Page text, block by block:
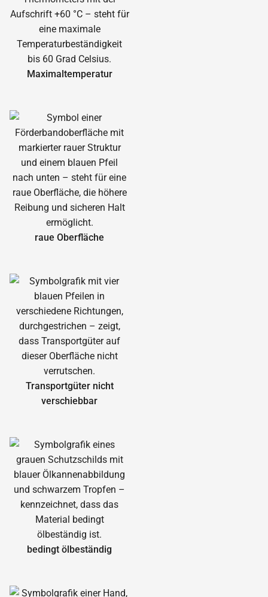
Maximal­temperatur
raue Oberfläche
Transportgüter nicht
verschiebbar
bedingt ölbeständig